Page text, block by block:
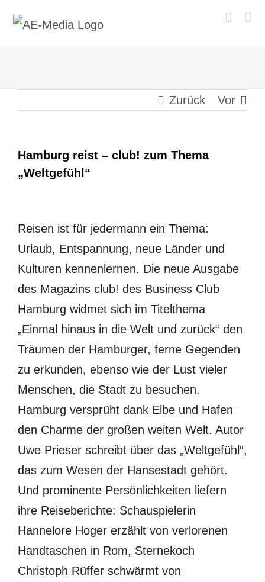
Inhalt
springen
Zurück Vor
Hamburg reist – club! zum Thema
„Weltgefühl“
Reisen ist für jedermann ein Thema:
Urlaub, Entspannung, neue Länder und
Kulturen kennenlernen. Die neue Ausgabe
des Magazins club! des Business Club
Hamburg widmet sich im Titelthema
„Einmal hinaus in die Welt und zurück“ den
Träumen der Hamburger, ferne Gegenden
zu erkunden, ebenso wie der Lust vieler
Menschen, die Stadt zu besuchen.
Hamburg versprüht dank Elbe und Hafen
den Charme der großen weiten Welt. Autor
Uwe Prieser schreibt über das „Weltgefühl“,
das zum Wesen der Hansestadt gehört.
Und prominente Persönlichkeiten liefern
ihre Reiseberichte: Schauspielerin
Hannelore Hoger erzählt von verlorenen
Handtaschen in Rom, Sternekoch
Christoph Rüffer schwärmt von